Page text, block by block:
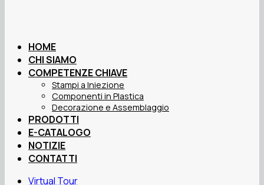
HOME
CHI SIAMO
COMPETENZE CHIAVE
Stampi a Iniezione
Componenti in Plastica
Decorazione e Assemblaggio
PRODOTTI
E-CATALOGO
NOTIZIE
CONTATTI
Virtual Tour